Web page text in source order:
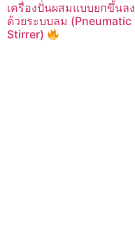
เครื่องปั่นผสมแบบยกขึ้นลง
ด้วยระบบลม (Pneumatic
Stirrer)